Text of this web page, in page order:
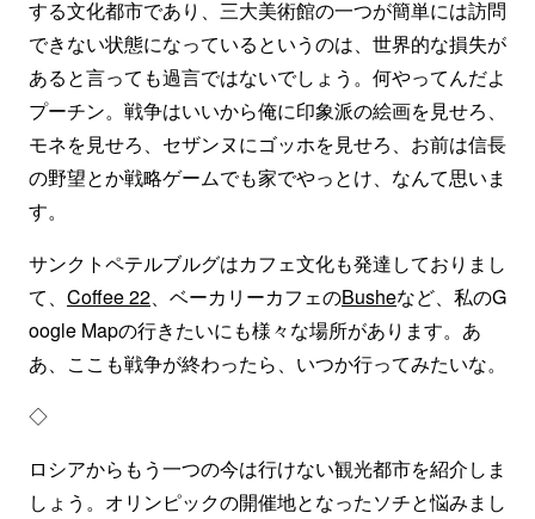
する文化都市であり、三大美術館の一つが簡単には訪問
できない状態になっているというのは、世界的な損失が
あると言っても過言ではないでしょう。何やってんだよ
プーチン。戦争はいいから俺に印象派の絵画を見せろ、
モネを見せろ、セザンヌにゴッホを見せろ、お前は信長
の野望とか戦略ゲームでも家でやっとけ、なんて思いま
す。
サンクトペテルブルグはカフェ文化も発達しておりまし
て、 Coffee 22、ベーカリーカフェのBusheなど、私のG
oogle Mapの行きたいにも様々な場所があります。あ
あ、ここも戦争が終わったら、いつか行ってみたいな。
◇
ロシアからもう一つの今は行けない観光都市を紹介しま
しょう。オリンピックの開催地となったソチと悩みまし